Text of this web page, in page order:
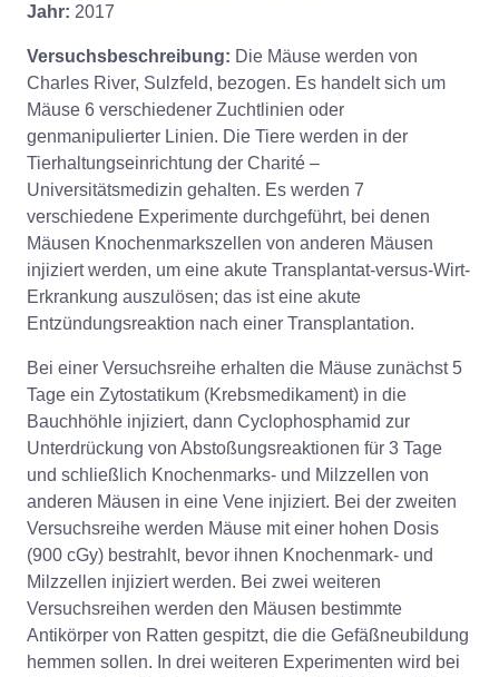
Jahr: 2017
Versuchsbeschreibung: Die Mäuse werden von
Charles River, Sulzfeld, bezogen. Es handelt sich um
Mäuse 6 verschiedener Zuchtlinien oder
genmanipulierter Linien. Die Tiere werden in der
Tierhaltungseinrichtung der Charité –
Universitätsmedizin gehalten. Es werden 7
verschiedene Experimente durchgeführt, bei denen
Mäusen Knochenmarkszellen von anderen Mäusen
injiziert werden, um eine akute Transplantat-versus-Wirt-
Erkrankung auszulösen; das ist eine akute
Entzündungsreaktion nach einer Transplantation.
Bei einer Versuchsreihe erhalten die Mäuse zunächst 5
Tage ein Zytostatikum (Krebsmedikament) in die
Bauchhöhle injiziert, dann Cyclophosphamid zur
Unterdrückung von Abstoßungsreaktionen für 3 Tage
und schließlich Knochenmarks- und Milzzellen von
anderen Mäusen in eine Vene injiziert. Bei der zweiten
Versuchsreihe werden Mäuse mit einer hohen Dosis
(900 cGy) bestrahlt, bevor ihnen Knochenmark- und
Milzzellen injiziert werden. Bei zwei weiteren
Versuchsreihen werden den Mäusen bestimmte
Antikörper von Ratten gespitzt, die die Gefäßneubildung
hemmen sollen. In drei weiteren Experimenten wird bei